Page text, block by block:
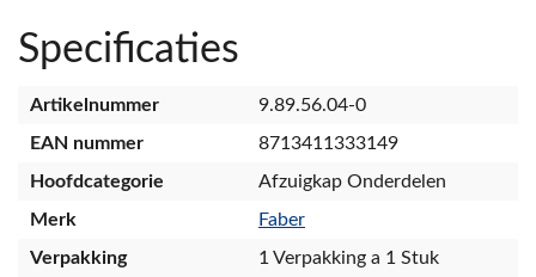
Specificaties
Artikelnummer
9.89.56.04-0
EAN nummer
8713411333149
Hoofdcategorie
Afzuigkap Onderdelen
Merk
Faber
Verpakking
1 Verpakking a 1 Stuk